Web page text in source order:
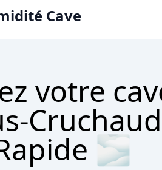
Cave
votre
🌫